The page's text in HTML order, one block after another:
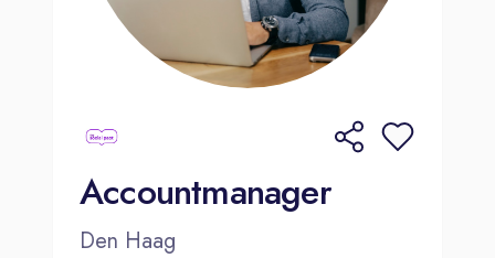
Accountmanager
Den Haag